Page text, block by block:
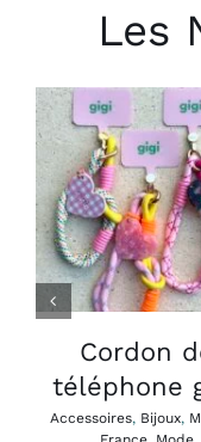
Les
CHOIX DES
OPTIONS
CE
PRODUIT
A
PLUSIEURS
VARIATIONS.
LES
OPTIONS
PEUVENT
ÊTRE
CHOISIES
/
DÉTAILS
Cordon
téléphone
Accessoires, Bijoux,